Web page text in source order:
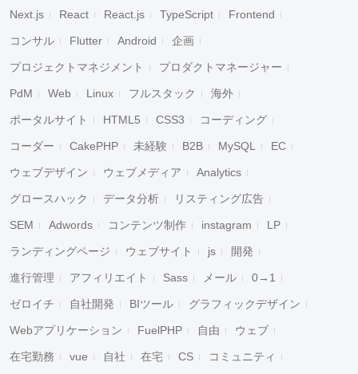
Next.js React React.js TypeScript Frontend
コンサル Flutter Android 企画
プロジェクトマネジメント プロダクトマネージャー
PdM Web Linux フルスタック 海外
ポータルサイト HTML5 CSS3 コーディング
コーダー CakePHP 未経験 B2B MySQL EC
ウェブデザイン ウェブメディア Analytics
グロースハック データ分析 リスティング広告
SEM Adwords コンテンツ制作 instagram LP
ランディングページ ウェブサイト js 開発
進行管理 アフィリエイト Sass メール 0→1
ゼロイチ 自社開発 BIツール グラフィックデザイン
Webアプリケーション FuelPHP 自由 ウェブ
在宅勤務 vue 自社 在宅 CS コミュニティ